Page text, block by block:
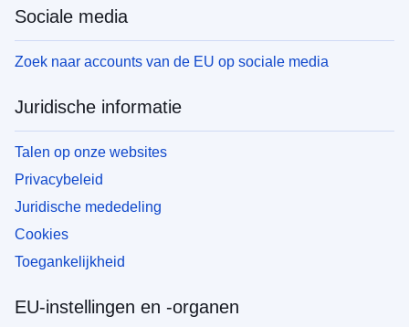
Sociale media
Zoek naar accounts van de EU op sociale media
Juridische informatie
Talen op onze websites
Privacybeleid
Juridische mededeling
Cookies
Toegankelijkheid
EU-instellingen en -organen